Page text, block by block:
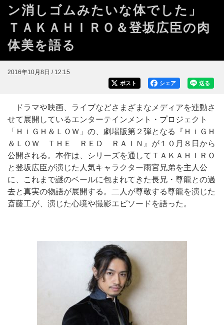
ン消しゴムみたいな体でした」
ＴＡＫＡＨＩＲＯ＆登坂広臣の肉
体美を語る
2016年10月8日 / 12:15
送る
シェア
ポスト
ドラマや映画、ライブなどさまざまなメディアを連動さ
せて展開しているエンターテインメント・プロジェクト
「ＨｉＧＨ＆ＬＯＷ」の、劇場版第２弾となる『ＨｉＧＨ
＆ＬＯＷ ＴＨＥ ＲＥＤ ＲＡＩＮ』が１０月８日から
公開される。本作は、シリーズを通してＴＡＫＡＨＩＲＯ
と登坂広臣が演じた人気キャラクター雨宮兄弟を主人公
に、これまで謎のベールに包まれてきた長兄・尊龍との過
去と真実の物語が展開する。二人が尊敬する尊龍を演じた
斎藤工が、演じた心境や撮影エピソードを語った。